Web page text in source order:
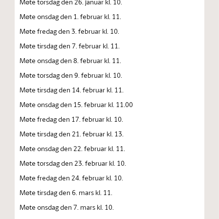
Møte onsdag den 1. februar kl. 11.
Møte fredag den 3. februar kl. 10.
Møte tirsdag den 7. februar kl. 11.
Møte onsdag den 8. februar kl. 11.
Møte torsdag den 9. februar kl. 10.
Møte tirsdag den 14. februar kl. 11.
Møte onsdag den 15. februar kl. 11.00
Møte fredag den 17. februar kl. 10.
Møte tirsdag den 21. februar kl. 13.
Møte onsdag den 22. februar kl. 11.
Møte torsdag den 23. februar kl. 10.
Møte fredag den 24. februar kl. 10.
Møte tirsdag den 6. mars kl. 11.
Møte onsdag den 7. mars kl. 10.